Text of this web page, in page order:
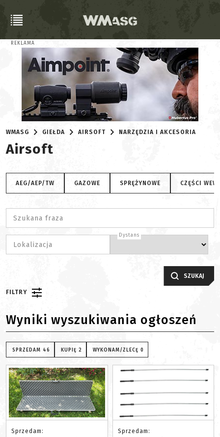
REKLAMA
WMASG GIEŁDA AIRSOFT NARZĘDZIA I AKCESORIA
Airsoft
AEG/AEP/TW GAZOWE SPRĘŻYNOWE CZĘŚCI
Szukana fraza
Lokalizacja
Dystans
SZUKAJ
FILTRY
Wyniki wyszukiwania ogłoszeń
SPRZEDAM 46 KUPIĘ 2 WYKONAM/ZLECĘ 0
Sprzedam: Sprzedam: